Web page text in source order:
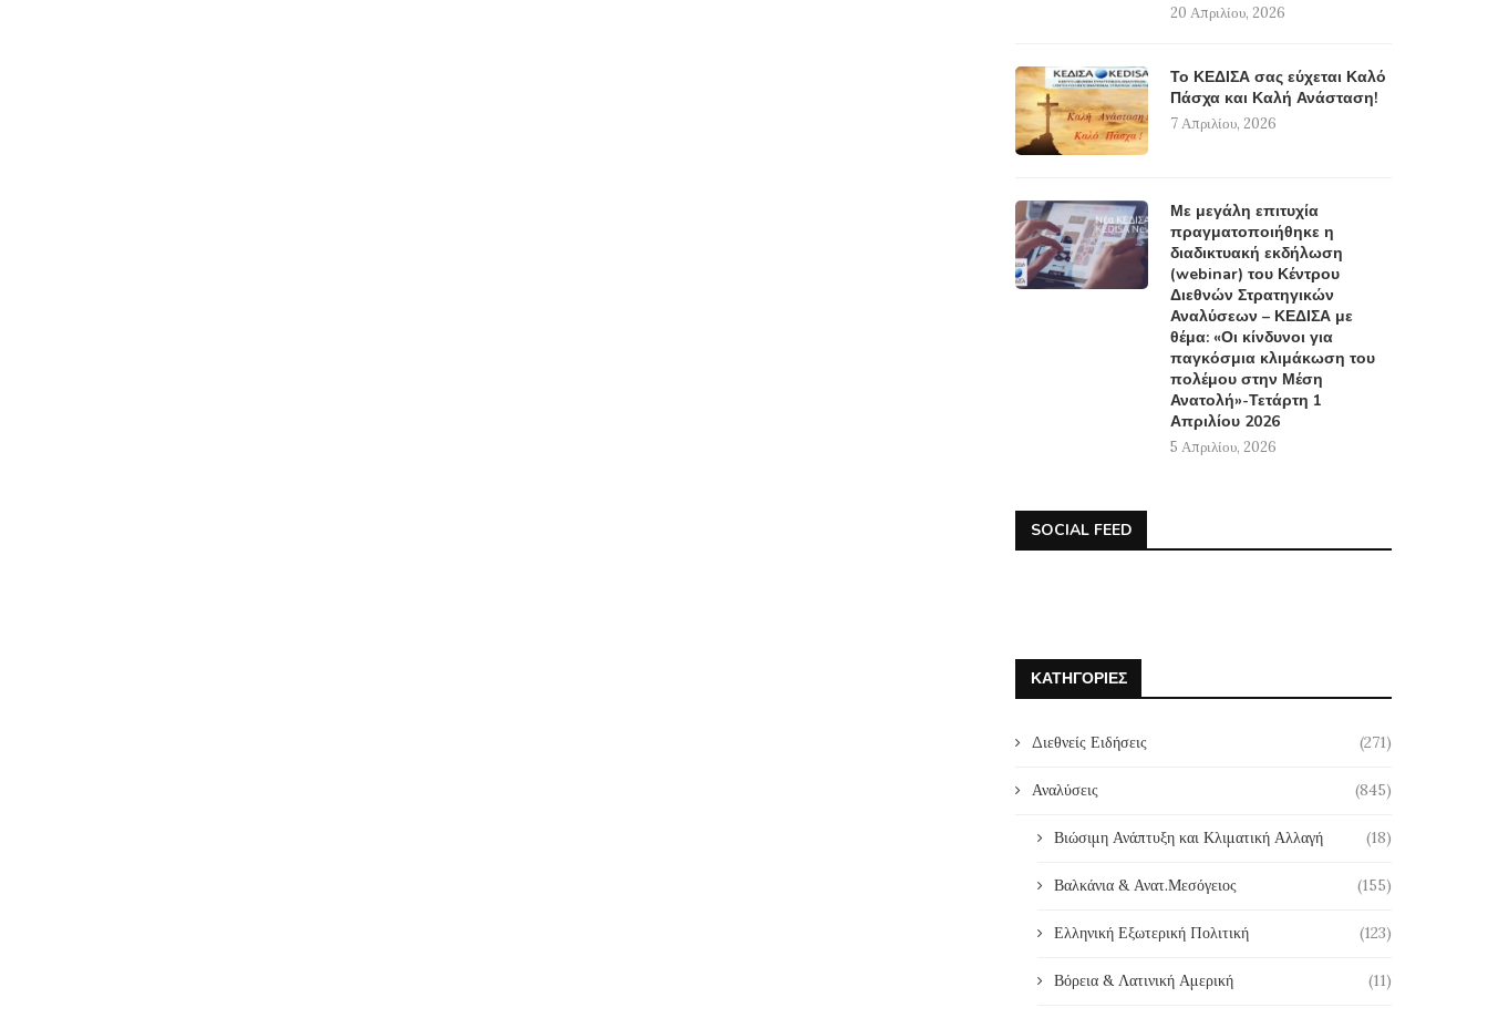
20 Απριλίου, 2026
Το ΚΕΔΙΣΑ σας εύχεται Καλό
Πάσχα και Καλή Ανάσταση!
7 Απριλίου, 2026
Με μεγάλη επιτυχία
πραγματοποιήθηκε η
διαδικτυακή εκδήλωση
(webinar) του Κέντρου
Διεθνών Στρατηγικών
Αναλύσεων – ΚΕΔΙΣΑ με
θέμα: «Οι κίνδυνοι για
παγκόσμια κλιμάκωση του
πολέμου στην Μέση
Ανατολή»-Τετάρτη 1
Απριλίου 2026
5 Απριλίου, 2026
SOCIAL FEED
ΚΑΤΗΓΟΡΊΕΣ
Διεθνείς Ειδήσεις (271)
Αναλύσεις (845)
Βιώσιμη Ανάπτυξη και Κλιματική Αλλαγή (18)
Βαλκάνια & Ανατ.Μεσόγειος (155)
Ελληνική Εξωτερική Πολιτική (123)
Βόρεια & Λατινική Αμερική (11)